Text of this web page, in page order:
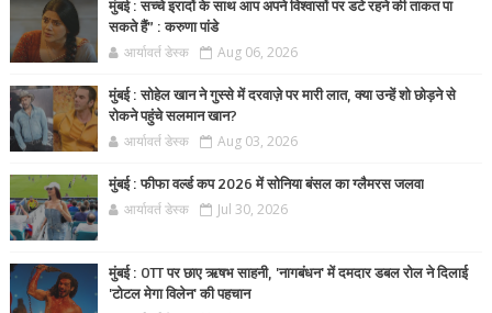
मुंबई : सच्चे इरादों के साथ आप अपने विश्वासों पर डटे रहने की ताकत पा
सकते हैं” : करुणा पांडे
आर्यावर्त डेस्क Aug 06, 2026
मुंबई : सोहेल खान ने गुस्से में दरवाज़े पर मारी लात, क्या उन्हें शो छोड़ने से
रोकने पहुंचे सलमान खान?
आर्यावर्त डेस्क Aug 03, 2026
मुंबई : फीफा वर्ल्ड कप 2026 में सोनिया बंसल का ग्लैमरस जलवा
आर्यावर्त डेस्क Jul 30, 2026
मुंबई : OTT पर छाए ऋषभ साहनी, 'नागबंधन' में दमदार डबल रोल ने दिलाई
'टोटल मेगा विलेन' की पहचान